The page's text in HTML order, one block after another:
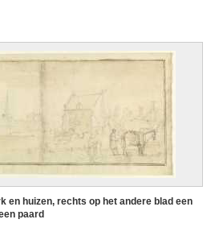
en huizen, rechts op het andere blad een
paard